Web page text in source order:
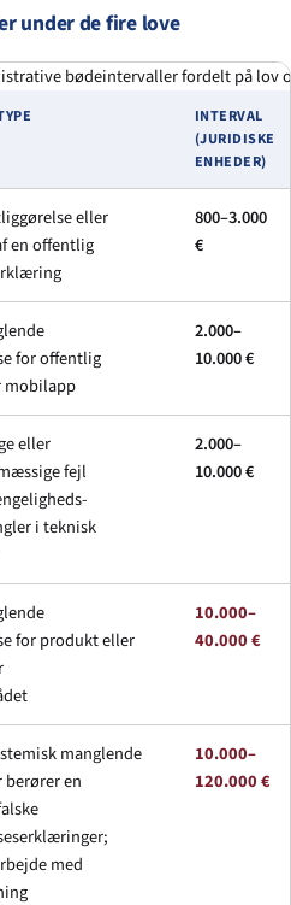
under de fire love
bødeintervaller fordelt på lov
INTERVAL
(JURIDISKE
ENHEDER)
eller
en offentlig
800–3.000
€
for offentlig
mobilapp
2.000–
10.000 €
eller
fejl
i teknisk
2.000–
10.000 €
for produkt eller
10.000–
40.000 €
manglende
en
med
10.000–
120.000 €